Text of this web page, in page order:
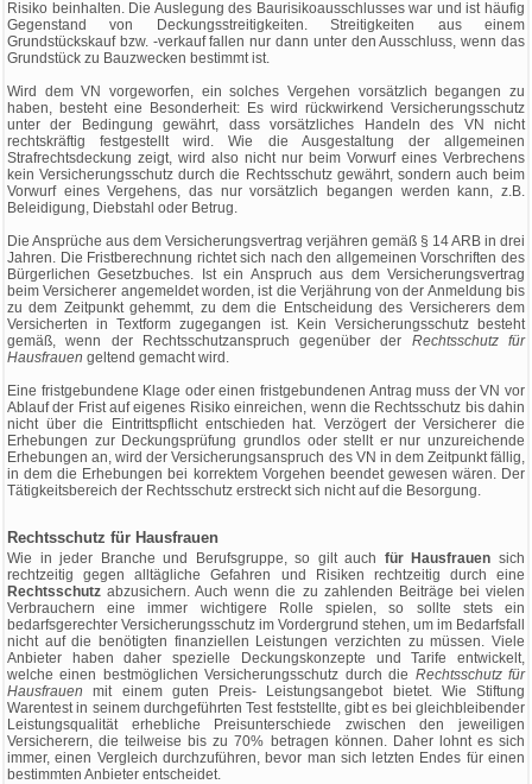
Risiko beinhalten. Die Auslegung des Baurisikoausschlusses war und ist häufig
Gegenstand von Deckungsstreitigkeiten. Streitigkeiten aus einem
Grundstückskauf bzw. -verkauf fallen nur dann unter den Ausschluss, wenn das
Grundstück zu Bauzwecken bestimmt ist.
Wird dem VN vorgeworfen, ein solches Vergehen vorsätzlich begangen zu
haben, besteht eine Besonderheit: Es wird rückwirkend Versicherungsschutz
unter der Bedingung gewährt, dass vorsätzliches Handeln des VN nicht
rechtskräftig festgestellt wird. Wie die Ausgestaltung der allgemeinen
Strafrechtsdeckung zeigt, wird also nicht nur beim Vorwurf eines Verbrechens
kein Versicherungsschutz durch die Rechtsschutz gewährt, sondern auch beim
Vorwurf eines Vergehens, das nur vorsätzlich begangen werden kann, z.B.
Beleidigung, Diebstahl oder Betrug.
Die Ansprüche aus dem Versicherungsvertrag verjähren gemäß § 14 ARB in drei
Jahren. Die Fristberechnung richtet sich nach den allgemeinen Vorschriften des
Bürgerlichen Gesetzbuches. Ist ein Anspruch aus dem Versicherungsvertrag
beim Versicherer angemeldet worden, ist die Verjährung von der Anmeldung bis
zu dem Zeitpunkt gehemmt, zu dem die Entscheidung des Versicherers dem
Versicherten in Textform zugegangen ist. Kein Versicherungsschutz besteht
gemäß, wenn der Rechtsschutzanspruch gegenüber der Rechtsschutz für
Hausfrauen geltend gemacht wird.
Eine fristgebundene Klage oder einen fristgebundenen Antrag muss der VN vor
Ablauf der Frist auf eigenes Risiko einreichen, wenn die Rechtsschutz bis dahin
nicht über die Eintrittspflicht entschieden hat. Verzögert der Versicherer die
Erhebungen zur Deckungsprüfung grundlos oder stellt er nur unzureichende
Erhebungen an, wird der Versicherungsanspruch des VN in dem Zeitpunkt fällig,
in dem die Erhebungen bei korrektem Vorgehen beendet gewesen wären. Der
Tätigkeitsbereich der Rechtsschutz erstreckt sich nicht auf die Besorgung.
Rechtsschutz für Hausfrauen
Wie in jeder Branche und Berufsgruppe, so gilt auch für Hausfrauen sich
rechtzeitig gegen alltägliche Gefahren und Risiken rechtzeitig durch eine
Rechtsschutz abzusichern. Auch wenn die zu zahlenden Beiträge bei vielen
Verbrauchern eine immer wichtigere Rolle spielen, so sollte stets ein
bedarfsgerechter Versicherungsschutz im Vordergrund stehen, um im Bedarfsfall
nicht auf die benötigten finanziellen Leistungen verzichten zu müssen. Viele
Anbieter haben daher spezielle Deckungskonzepte und Tarife entwickelt,
welche einen bestmöglichen Versicherungsschutz durch die Rechtsschutz für
Hausfrauen mit einem guten Preis- Leistungsangebot bietet. Wie Stiftung
Warentest in seinem durchgeführten Test feststellte, gibt es bei gleichbleibender
Leistungsqualität erhebliche Preisunterschiede zwischen den jeweiligen
Versicherern, die teilweise bis zu 70% betragen können. Daher lohnt es sich
immer, einen Vergleich durchzuführen, bevor man sich letzten Endes für einen
bestimmten Anbieter entscheidet.